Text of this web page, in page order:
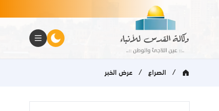
/ الصراع / عرض الخبر